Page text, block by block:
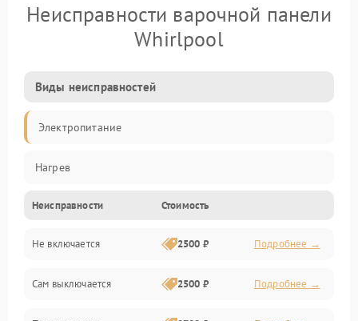
Неисправности варочной панели
Whirlpool
Виды неисправностей
Электропитание
Нагрев
Неисправности Стоимость
Не включается 2500 ₽ Подробнее →
Сам выключается 2500 ₽ Подробнее →